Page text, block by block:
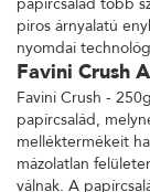
piros árnyalatú
nyomdai
Favini Crush
Favini Crush -
papírcsalád,
melléktermékeit
mázolatlan
válnak. A